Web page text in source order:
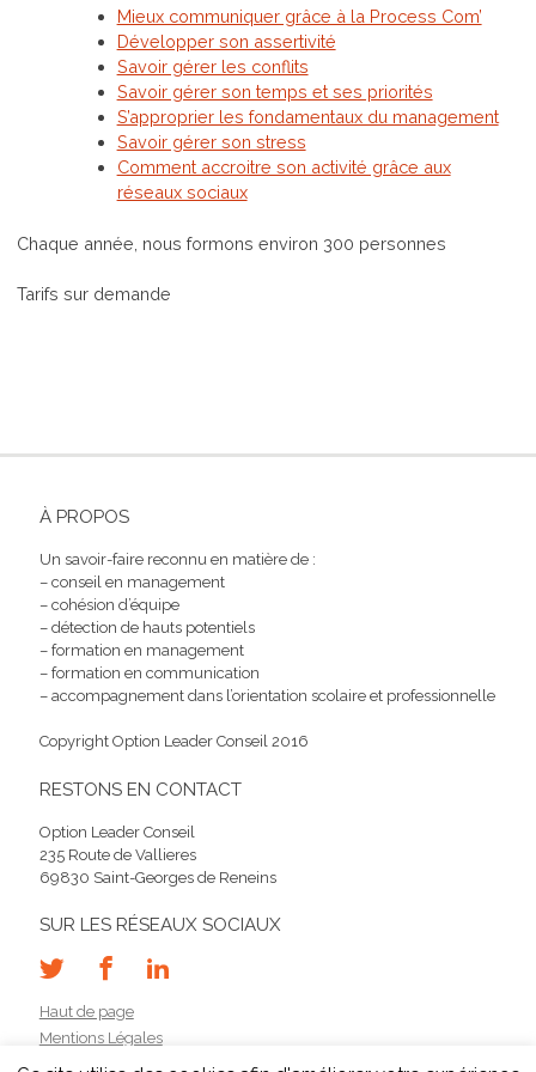
Mieux communiquer grâce à la Process Com’
Développer son assertivité
Savoir gérer les conflits
Savoir gérer son temps et ses priorités
S’approprier les fondamentaux du management
Savoir gérer son stress
Comment accroitre son activité grâce aux
réseaux sociaux
Chaque année, nous formons environ 300 personnes
Tarifs sur demande
À PROPOS
Un savoir-faire reconnu en matière de :
– conseil en management
– cohésion d’équipe
– détection de hauts potentiels
– formation en management
– formation en communication
– accompagnement dans l’orientation scolaire et professionnelle
Copyright Option Leader Conseil 2016
RESTONS EN CONTACT
Option Leader Conseil
235 Route de Vallieres
69830 Saint-Georges de Reneins
SUR LES RÉSEAUX SOCIAUX
Haut de page
Mentions Légales
Contact